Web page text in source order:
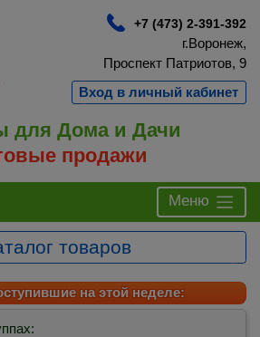
+7 (473) 2-391-392
г.Воронеж,
Проспект Патриотов, 9
Вход в личный кабинет
для Дома и Дачи
продажи
Меню
товаров
на этой неделе: